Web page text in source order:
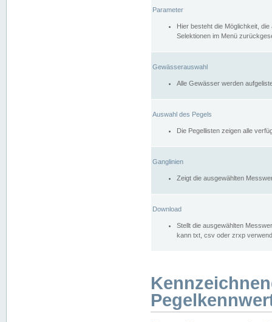
Parameter
Hier besteht die Möglichkeit,
Selektionen im Menü
Gewässerauswahl
Alle Gewässer werden
Auswahl des Pegels
Die Pegellisten zeigen alle
Ganglinien
Zeigt die ausgewählten
Download
Stellt die ausgewählten
kann txt, csv oder zrxp